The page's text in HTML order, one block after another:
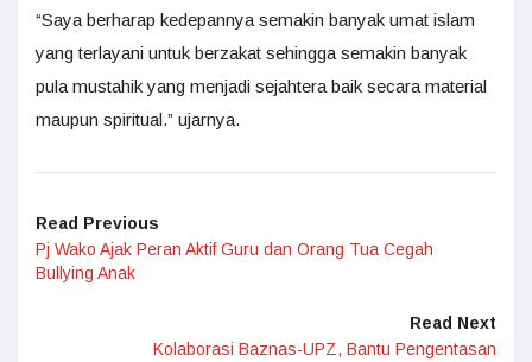
“Saya berharap kedepannya semakin banyak umat islam
yang terlayani untuk berzakat sehingga semakin banyak
pula mustahik yang menjadi sejahtera baik secara material
maupun spiritual.” ujarnya.
Read Previous
Pj Wako Ajak Peran Aktif Guru dan Orang Tua Cegah
Bullying Anak
Read Next
Kolaborasi Baznas-UPZ, Bantu Pengentasan